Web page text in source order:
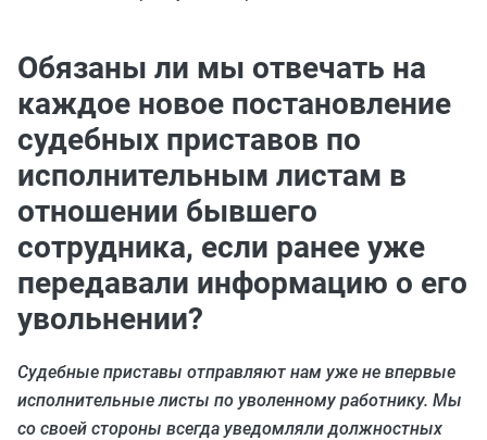
Обязаны ли мы отвечать на
каждое новое постановление
судебных приставов по
исполнительным листам в
отношении бывшего
сотрудника, если ранее уже
передавали информацию о его
увольнении?
Судебные приставы отправляют нам уже не впервые
исполнительные листы по уволенному работнику. Мы
со своей стороны всегда уведомляли должностных